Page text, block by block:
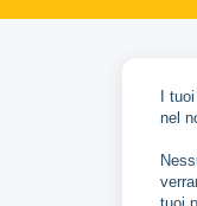
I
nel